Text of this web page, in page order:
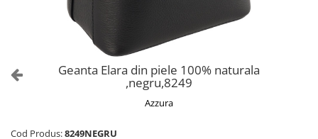
Genți Albe
Genți Bleumarin
Geanta Elara din piele 100% naturala
,negru,8249
Azzura
Cod Produs:8249NEGRU